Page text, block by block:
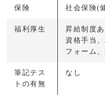
保険 社会保険(
福利厚生
昇給制度
資格手当
フォーム
筆記テス
トの有無
なし